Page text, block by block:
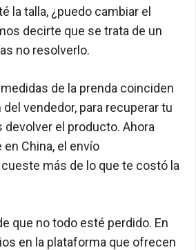
la talla, ¿puedo cambiar el
decirte que se trata de un
no resolverlo.
de la prenda coinciden
vendedor, para recuperar tu
devolver el producto. Ahora
China, el envío
más de lo que te costó la
que no todo esté perdido. En
en la plataforma que ofrecen